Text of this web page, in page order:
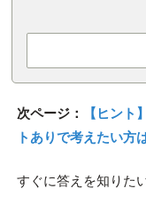
次ページ：
【ヒント
トありで考えたい方
すぐに答えを知りた